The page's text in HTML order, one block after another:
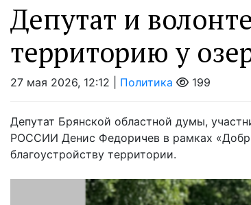
Депутат и
территорию у
27 мая 2026, 12:12 | Политика 199
Депутат Брянской областной думы,
РОССИИ Денис Федоричев в рамках
благоустройству территории.